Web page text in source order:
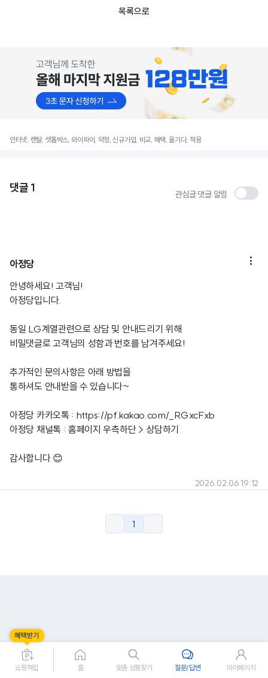
목록으로
인터넷, 렌탈, 셋톱박스, 와이파이, 약정, 신규가입, 비교, 혜택, 옮기다, 적용
댓글 1 관심글 댓글 알림
아정당 
안녕하세요! 고객님!
아정당입니다.
동일 LG계열관련으로 상담 및 안내드리기 위해
비밀댓글로 고객님의 성함과 번호를 남겨주세요!
추가적인 문의사항은 아래 방법을
통하셔도 안내받을 수 있습니다~
아정당 카카오톡 : https://pf.kakao.com/_RGxcFxb
아정당 채널톡 : 홈페이지 우측하단 > 상담하기
감사합니다 😊
2026.02.06 19:12
1
쇼핑적립 홈 맞춤 상품찾기 질문/답변 마이페이지